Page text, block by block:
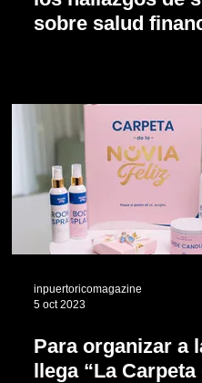
sobre salud
inpuertoricomagazine
5 oct 2023
Para organizar a
llega “La Carpeta